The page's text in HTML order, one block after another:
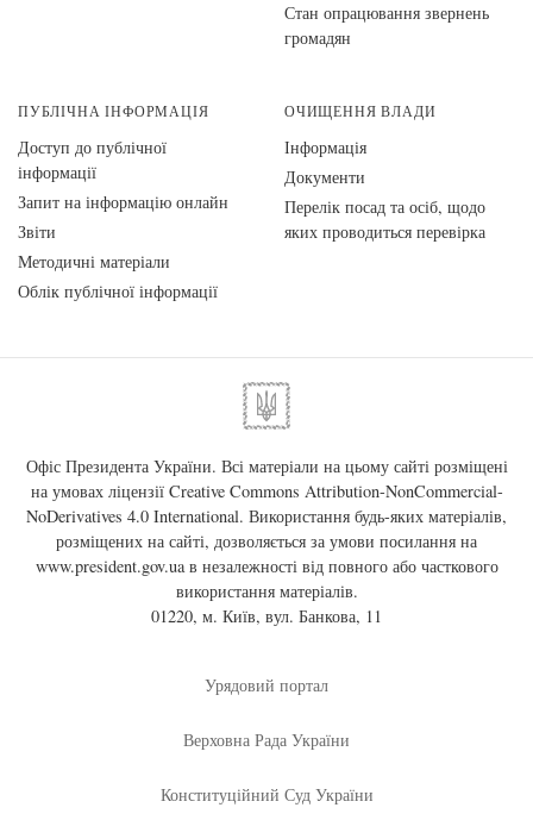
Стан опрацювання звернень
громадян
ПУБЛІЧНА ІНФОРМАЦІЯ
Доступ до публічної
інформації
Запит на інформацію онлайн
Звіти
Методичні матеріали
Облік публічної інформації
ОЧИЩЕННЯ ВЛАДИ
Інформація
Документи
Перелік посад та осіб, щодо
яких проводиться перевірка
Офіс Президента України. Всі матеріали на цьому сайті розміщені
на умовах ліцензії Creative Commons Attribution-NonCommercial-
NoDerivatives 4.0 International. Використання будь-яких матеріалів,
розміщених на сайті, дозволяється за умови посилання на
www.president.gov.uaв незалежності від повного або часткового
використання матеріалів.
01220, м. Київ, вул. Банкова, 11
Урядовий портал
Верховна Рада України
Конституційний Суд України